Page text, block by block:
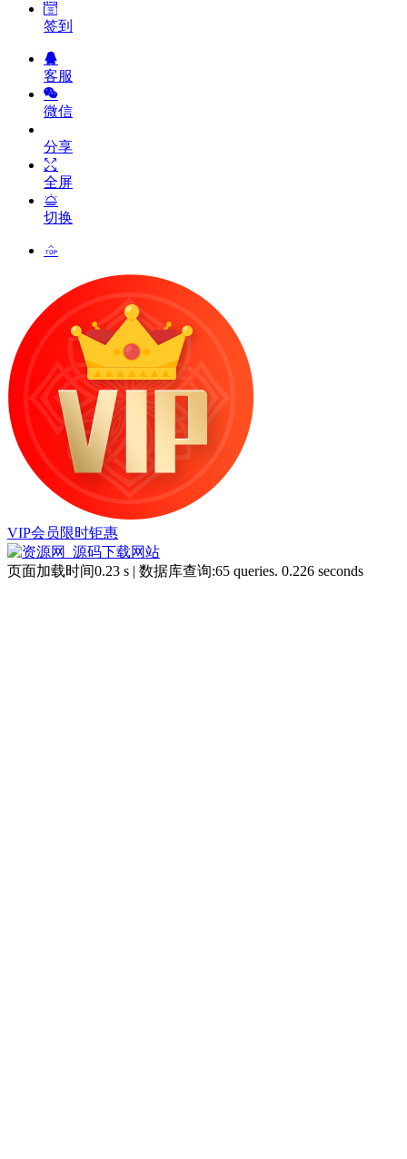
签到
客服
微信
分享
全屏
切换
VIP会员限时钜惠
页面加载时间0.23 s | 数据库查询:65 queries. 0.226 seconds